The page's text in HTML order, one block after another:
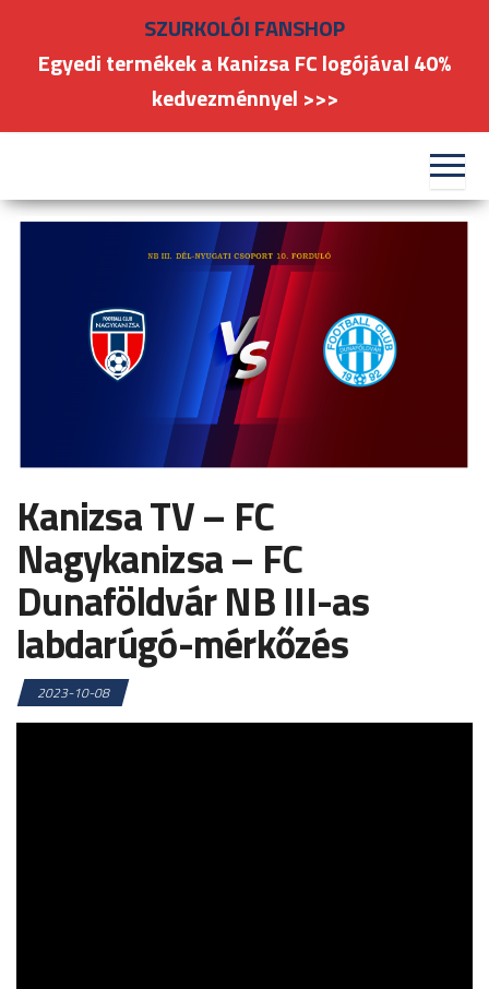
FC
#kanizsafoci
Kanizsa TV – FC
Nagykanizsa – FC
Dunaföldvár NB III-as
labdarúgó-mérkőzés
2023-10-08
SZURKOLÓI FANSHOP
Egyedi termékek a Kanizsa FC logójával 40%
kedvezménnyel >>>